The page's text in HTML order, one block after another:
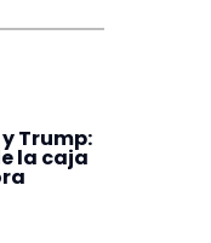
Trump:
la caja